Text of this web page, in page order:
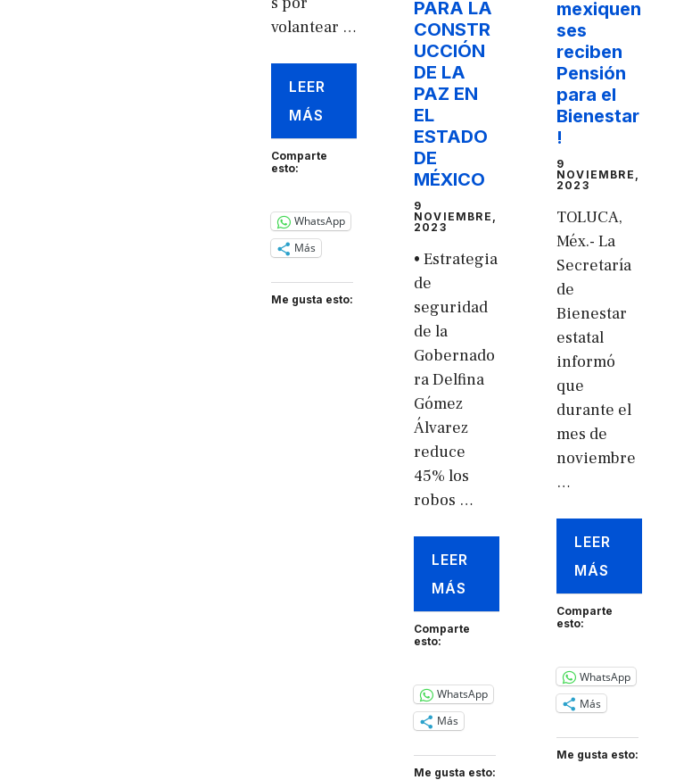
volantear …
LEER
MÁS
Comparte
esto:
WhatsApp
Más
Me gusta esto:
PARA LA
CONSTR
UCCIÓN
DE LA
PAZ EN
EL
ESTADO
DE
MÉXICO
9
NOVIEMBRE,
2023
• Estrategia
de
seguridad
de la
Gobernado
ra Delfina
Gómez
Álvarez
reduce
45% los
robos …
LEER
MÁS
Comparte
esto:
WhatsApp
Más
Me gusta esto:
mexiquen
ses
reciben
Pensión
para el
Bienestar
!
9
NOVIEMBRE,
2023
TOLUCA,
Méx.- La
Secretaría
de
Bienestar
estatal
informó
que
durante el
mes de
noviembre
…
LEER
MÁS
Comparte
esto:
WhatsApp
Más
Me gusta esto: